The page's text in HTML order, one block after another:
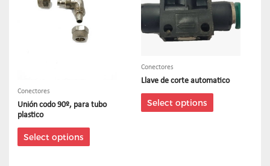
Conectores
Unión codo 90º, para tubo
plastico
Select options
Conectores
Llave de corte automatico
Select options